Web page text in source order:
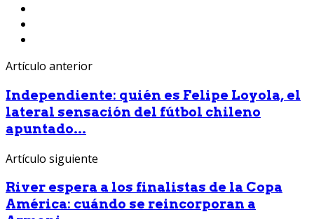
Artículo anterior
Independiente: quién es Felipe Loyola, el
lateral sensación del fútbol chileno
apuntado...
Artículo siguiente
River espera a los finalistas de la Copa
América: cuándo se reincorporan a